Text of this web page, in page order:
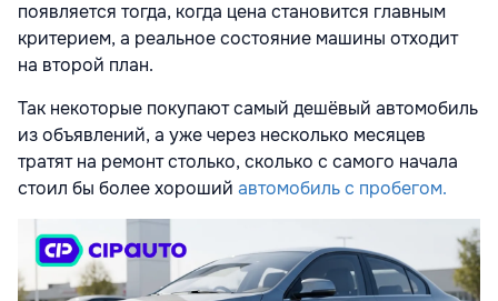
появляется тогда, когда цена становится главным
критерием, а реальное состояние машины отходит
на второй план.
Так некоторые покупают самый дешёвый автомобиль
из объявлений, а уже через несколько месяцев
тратят на ремонт столько, сколько с самого начала
стоил бы более хороший автомобиль с пробегом.